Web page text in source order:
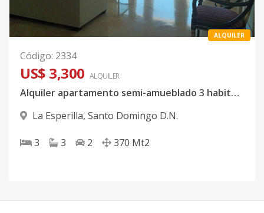
ALQUILER
Código: 2334
US$ 3,300 ALQUILER
Alquiler apartamento semi-amueblado 3 habitaciones en La Esperilla, D.N.
La Esperilla, Santo Domingo D.N.
3 3 2 370 Mt2